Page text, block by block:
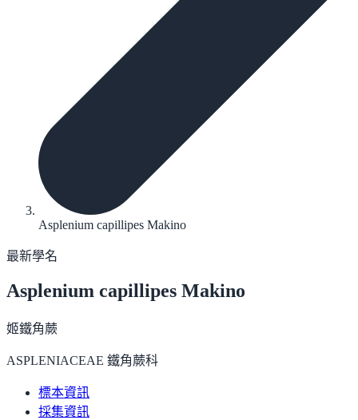
Asplenium capillipes Makino
最新學名
Asplenium capillipes Makino
姬鐵角蕨
ASPLENIACEAE 鐵角蕨科
標本資訊
採集資訊